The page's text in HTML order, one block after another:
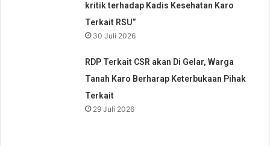
kritik terhadap Kadis Kesehatan Karo
Terkait RSU”
30 Juli 2026
RDP Terkait CSR akan Di Gelar, Warga
Tanah Karo Berharap Keterbukaan Pihak
Terkait
29 Juli 2026